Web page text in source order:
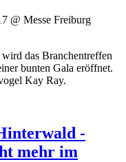
@ Messe Freiburg
das Branchentreffen
bunten Gala eröffnet.
Kay Ray.
-
mehr im